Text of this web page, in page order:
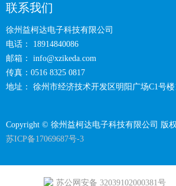
联系我们
徐州益柯达电子科技有限公司
电话： 18914840086
邮箱：
info@xzikeda.com
传真：0516 8325 0817
地址： 徐州市经济技术开发区明阳广场C1号
Copyright © 徐州益柯达电子科技有限公司 版
苏ICP备17069687号-3
苏公网安备 32039102000381号